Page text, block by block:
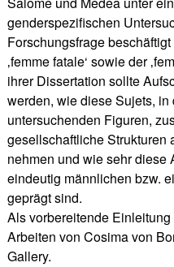
genderspezifischen
Forschungsfrage
‚femme fatale‘ sowie der
ihrer Dissertation sollte
werden, wie diese Sujets,
untersuchenden Figuren,
gesellschaftliche Strukturen
nehmen und wie sehr diese
eindeutig männlichen bzw.
geprägt sind.
Als vorbereitende
Arbeiten von Cosima von
Gallery.